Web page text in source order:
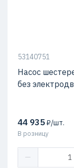
53140751
Насос
без
44 935₽/шт.
В розницу